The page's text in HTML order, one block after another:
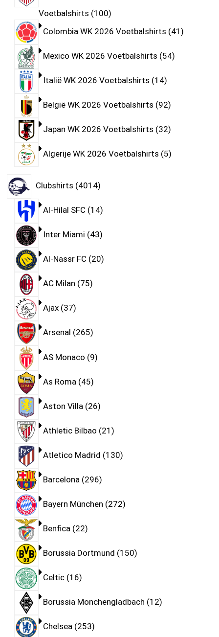
Voetbalshirts 100
Colombia WK 2026 Voetbalshirts 41
Mexico WK 2026 Voetbalshirts 54
Italië WK 2026 Voetbalshirts 14
België WK 2026 Voetbalshirts 92
Japan WK 2026 Voetbalshirts 32
Algerije WK 2026 Voetbalshirts 5
Clubshirts 4014
Al-Hilal SFC 14
Inter Miami 43
Al-Nassr FC 20
AC Milan 75
Ajax 37
Arsenal 265
AS Monaco 9
As Roma 45
Aston Villa 26
Athletic Bilbao 21
Atletico Madrid 130
Barcelona 296
Bayern München 272
Benfica 22
Borussia Dortmund 150
Celtic 16
Borussia Monchengladbach 12
Chelsea 253